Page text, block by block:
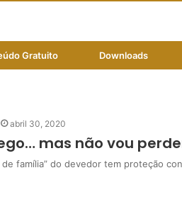
Gratuito Downloads
abril 30, 2020
mas não vou
de família” do devedor tem proteção